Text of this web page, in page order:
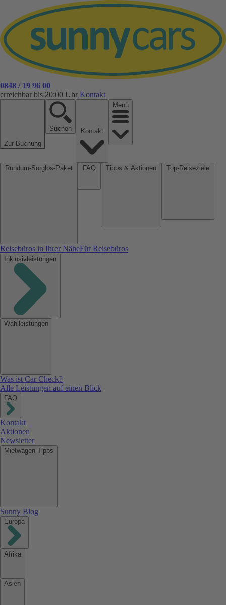
0848 / 19 96 00
erreichbar bis 20:00 Uhr Kontakt
Zur Buchung
Suchen
Menü
Reisebüros in Ihrer NäheFür Reisebüros
Inklusivleistungen
Wahlleistungen
Was ist Car Check?
Alle Leistungen auf einen Blick
FAQ
Kontakt
Aktionen
Newsletter
Mietwagen-Tipps
Sunny Blog
Europa
Afrika
Asien